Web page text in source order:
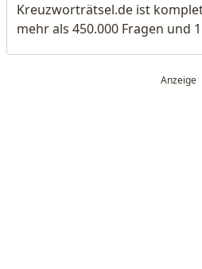
Kreuzworträtsel.de ist
mehr als 450.000 Fragen und